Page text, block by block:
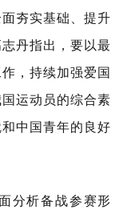
夯实基础、提升
丹指出，要以最
，持续加强爱国
运动员的综合素
中国青年的良好
析备战参赛形